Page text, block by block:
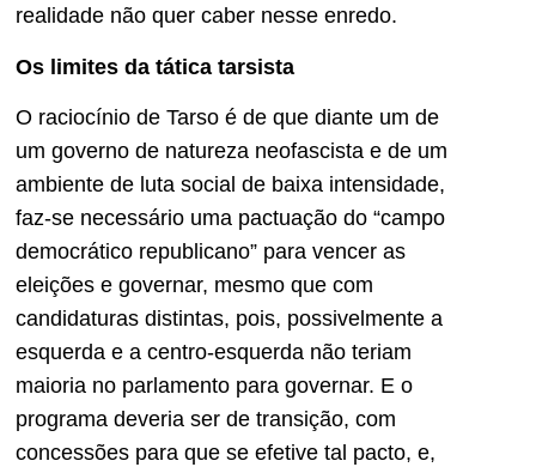
realidade não quer caber nesse enredo.
Os limites da tática tarsista
O raciocínio de Tarso é de que diante um de
um governo de natureza neofascista e de um
ambiente de luta social de baixa intensidade,
faz-se necessário uma pactuação do “campo
democrático republicano” para vencer as
eleições e governar, mesmo que com
candidaturas distintas, pois, possivelmente a
esquerda e a centro-esquerda não teriam
maioria no parlamento para governar. E o
programa deveria ser de transição, com
concessões para que se efetive tal pacto, e,